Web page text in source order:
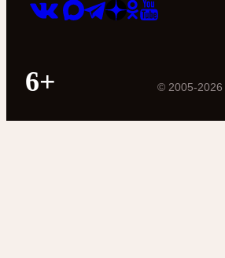
6+ © 2005-2026